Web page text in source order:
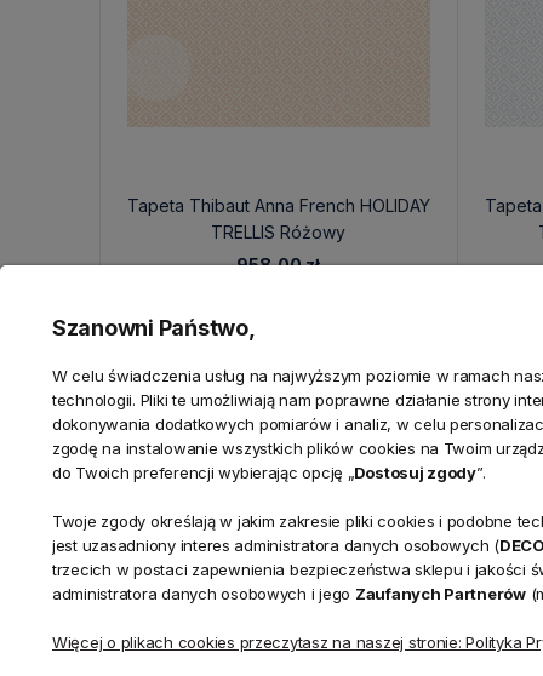
Tapeta Thibaut Anna French HOLIDAY
TRELLIS Różowy
958,00 zł
KONTAKT
Realizacja zamówień
+ 48 721 772 234
Doradztwo produktowe
Biuro
Showroom
ul. Bielska
Szanowni Państwo,
W celu świadczenia usług na najwyższym poziomie w ramach
technologii. Pliki te umożliwiają nam poprawne działanie strony
dokonywania dodatkowych pomiarów i analiz, w celu
zgodę na instalowanie wszystkich plików cookies na Twoim
do Twoich preferencji wybierając opcję „Dostosuj zgody”.
Twoje zgody określają w jakim zakresie pliki cookies i podobne
jest uzasadniony interes administratora danych osobowych (
trzecich w postaci zapewnienia bezpieczeństwa sklepu i jakości
administratora danych osobowych i jego Zaufanych Partnerów
Więcej o plikach cookies przeczytasz na naszej stronie: Polityka